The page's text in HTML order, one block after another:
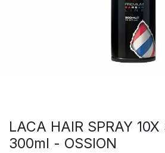
LACA HAIR SPRAY 10X
300ml - OSSION